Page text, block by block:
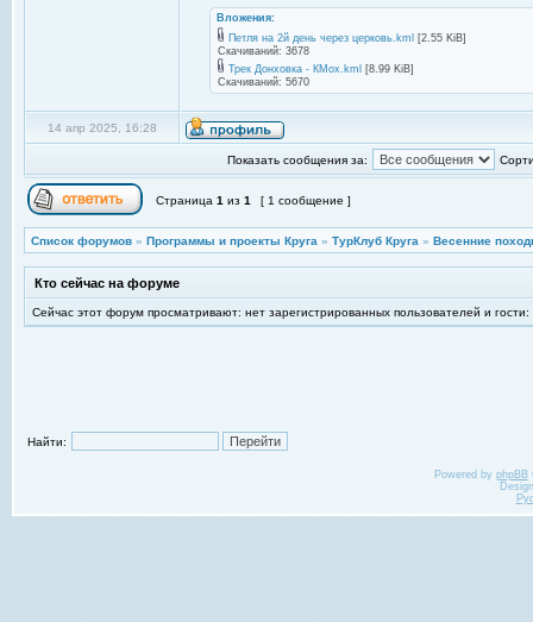
Вложения:
Петля на 2й день через церковь.kml
[2.55 KiB]
Скачиваний: 3678
Трек Донховка - КМох.kml
[8.99 KiB]
Скачиваний: 5670
14 апр 2025, 16:28
Показать сообщения за:
Страница 1 из 1 [ 1 сообщение ]
Список форумов » Программы и проекты Круга » ТурКлуб Круга » Весенние
Кто сейчас на форуме
Сейчас этот форум просматривают: нет зарегистрированных пользователей и гости:
Найти:
Powered by phpBB